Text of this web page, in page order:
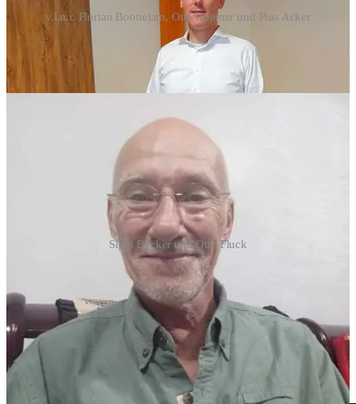
v.l.n.r. Florian Booneiam, Otto Roemer und Pius Acker
Zu ehrenamtlichen Rechnungsprüfern berief die
Gemeindeversammlung für die Dauer von zwei Jahren Siggi Becker
und Otto Fluck.
Siggi Becker und Otto Fluck
Die Gelöbnisse des Pastors sowie der Gemeinderäte erfolgen im
Rahmen der Einsegnung im Gottesdienst am 04.02.2024.
Wir wünschen unserem Pastor sowie den Gemeinderäten viel Kraft
und Gottes Segen für ihren künftigen anspruchsvollen und
ehrenamtlichen Dienst.
Hier der Videomitschnitte unserer Gottesdienste im Januar: